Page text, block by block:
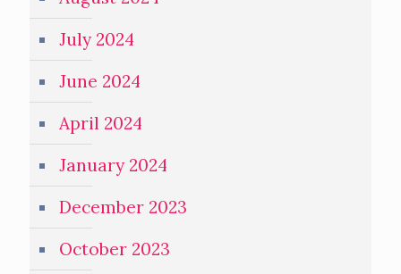
July 2024
June 2024
April 2024
January 2024
December 2023
October 2023